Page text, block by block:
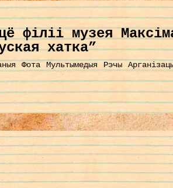
філіі музея
хатка”
Фота Мультымедыя Рэчы